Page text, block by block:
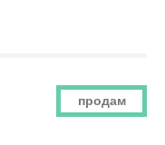
продам